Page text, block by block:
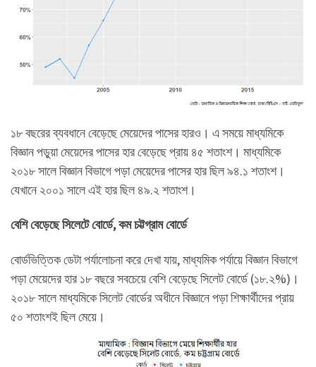
১৮ বছরের ব্যবধানে বেড়েছে মেয়েদের পাসের হারও। এ সময়ে মাধ্যমিকে
বিজ্ঞান পড়ুয়া মেয়েদের পাসের হার বেড়েছে প্রায় ৪৫ শতাংশ। মাধ্যমিকে
২০১৮ সালে বিজ্ঞান বিভাগে পড়া মেয়েদের পাসের হার ছিল ৯৪.১ শতাংশ।
যেখানে ২০০১ সালে এই হার ছিল ৪৯.২ শতাংশ।
বেশি বেড়েছে সিলেটে বোর্ডে, কম চট্টগ্রাম বোর্ডে
বোর্ডভিত্তিক ডেটা পর্যালোচনা করে দেখা যায়, মাধ্যমিক পর্যায়ে বিজ্ঞান বিভাগে
পড়া মেয়েদের হার ১৮ বছরে সবচেয়ে বেশি বেড়েছে সিলেট বোর্ডে (১৮.২%)।
২০১৮ সালে মাধ্যমিকে সিলেট বোর্ডের অধীনে বিজ্ঞানে পড়া শিক্ষার্থীদের প্রায়
৫০ শতাংশই ছিল মেয়ে।